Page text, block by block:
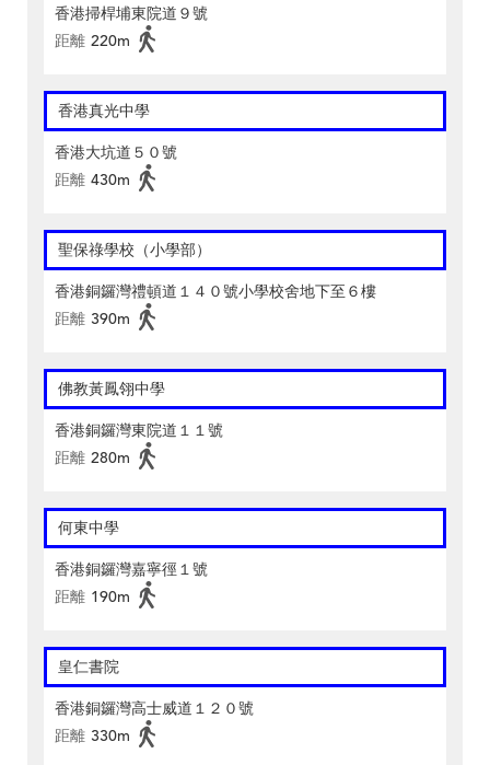
香港掃桿埔東院道９號
距離 220m
香港真光中學
香港大坑道５０號
距離 430m
聖保祿學校（小學部）
香港銅鑼灣禮頓道１４０號小學校舍地下至６樓
距離 390m
佛教黃鳳翎中學
香港銅鑼灣東院道１１號
距離 280m
何東中學
香港銅鑼灣嘉寧徑１號
距離 190m
皇仁書院
香港銅鑼灣高士威道１２０號
距離 330m